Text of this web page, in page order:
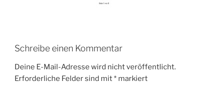
Schreibe einen Kommentar
Deine E-Mail-Adresse wird nicht veröffentlicht.
Erforderliche Felder sind mit* markiert